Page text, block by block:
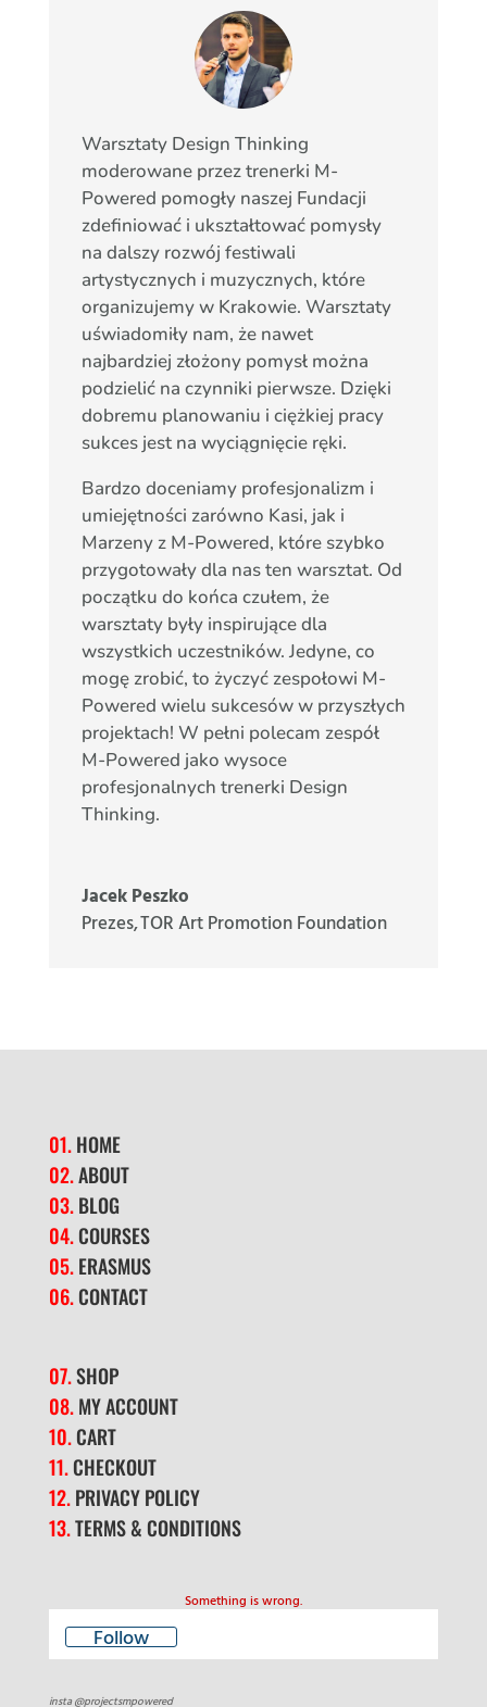
Warsztaty Design Thinking
moderowane przez trenerki M-
Powered pomogły naszej Fundacji
zdefiniować i ukształtować pomysły
na dalszy rozwój festiwali
artystycznych i muzycznych, które
organizujemy w Krakowie. Warsztaty
uświadomiły nam, że nawet
najbardziej złożony pomysł można
podzielić na czynniki pierwsze. Dzięki
dobremu planowaniu i ciężkiej pracy
sukces jest na wyciągnięcie ręki.
Bardzo doceniamy profesjonalizm i
umiejętności zarówno Kasi, jak i
Marzeny z M-Powered, które szybko
przygotowały dla nas ten warsztat. Od
początku do końca czułem, że
warsztaty były inspirujące dla
wszystkich uczestników. Jedyne, co
mogę zrobić, to życzyć zespołowi M-
Powered wielu sukcesów w przyszłych
projektach! W pełni polecam zespół
M-Powered jako wysoce
profesjonalnych trenerki Design
Thinking.
Jacek Peszko
Prezes,TOR Art Promotion Foundation
01. HOME
02.ABOUT
03. BLOG
04.COURSES
05. ERASMUS
06. CONTACT
07.SHOP
08. MY ACCOUNT
10. CART
11. CHECKOUT
12. PRIVACY POLICY
13.TERMS & CONDITIONS
Something is wrong.
Follow
insta @projectsmpowered